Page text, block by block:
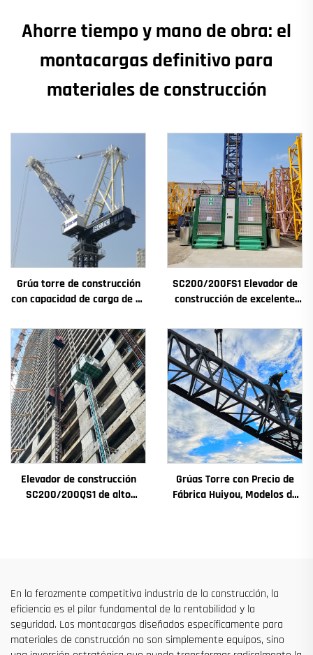
Ahorre tiempo y mano de obra: el
montacargas definitivo para
materiales de construcción
Grúa torre de construcción
con capacidad de carga de 4t
principales: caja de
engranajes, motor de
engranaje, rodamiento
SC200/200FS1 Elevador de
construcción de excelente
pozos de ascensores,
destinado a Argelia
Elevador de construcción
SC200/200QS1 de alto
Grúas Torre con Precio de
Fábrica Huiyou, Modelos de
En la ferozmente competitiva industria de la construcción, la
eficiencia es el pilar fundamental de la rentabilidad y la
seguridad. Los montacargas diseñados específicamente para
materiales de construcción no son simplemente equipos, sino